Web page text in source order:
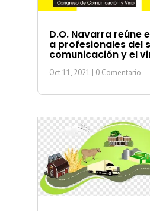
D.O. Navarra reúne
a profesionales del
comunicación y el
Oct 11, 2021 | 0 Comentario